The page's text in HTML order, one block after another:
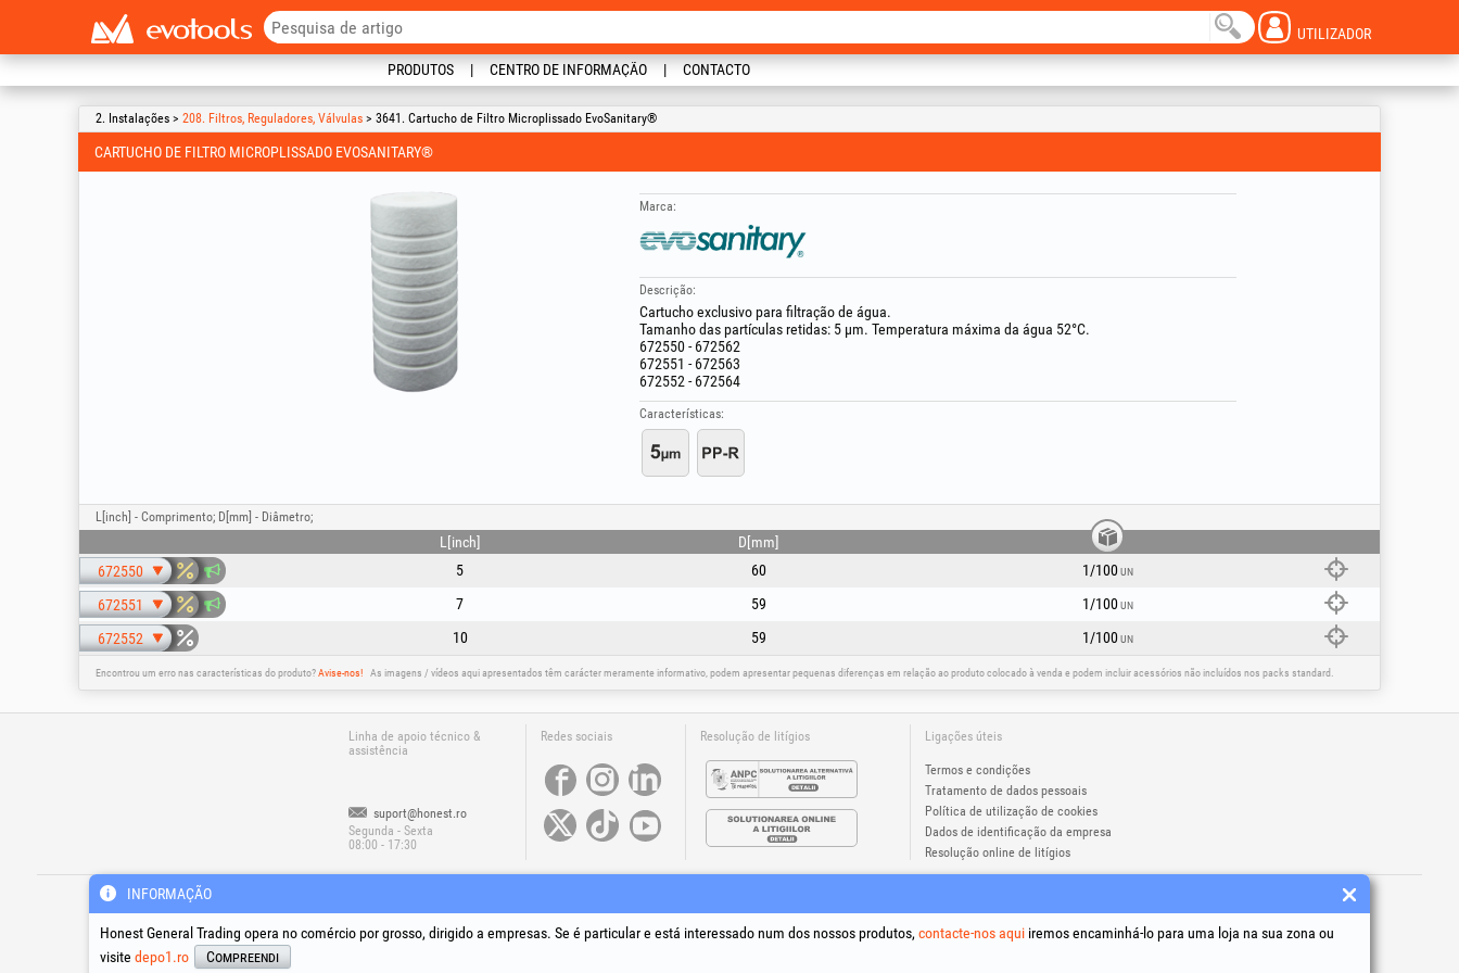
UTILIZADOR
PRODUTOS CENTRO DE INFORMAÇÃO CONTACTO
2. Instalações > 208. Filtros, Reguladores, Válvulas > 3641. Cartucho de Filtro Microplissado EvoSanitary®
CARTUCHO DE FILTRO MICROPLISSADO EVOSANITARY®
Marca:
Descrição:
Cartucho exclusivo para filtração de água.
Tamanho das partículas retidas: 5 µm. Temperatura máxima da água 52°C.
672550 - 672562
672551 - 672563
672552 - 672564
Características:
L[inch] - Comprimento; D[mm] - Diâmetro;
L[inch]
D[mm]
672550
5 60 1/100UN
672551 7 59 1/100UN
672552 10 59 1/100UN
Encontrou um erro nas características do produto?Avise-nos! As imagens / vídeos aqui apresentados têm carácter meramente informativo, podem apresentar pequenas diferenças em relação ao produto colocado à venda e podem incluir acessórios não incluídos nos packs standard.
Linha de apoio técnico &
assistência
suport@honest.ro
Segunda - Sexta
08:00 - 17:30
Redes sociais Resolução de litígios Ligações úteis
Termos e condições
Tratamento de dados pessoais
Política de utilização de cookies
Dados de identificação da empresa
Resolução online de litígios
INFORMAÇÃO
Honest General Trading opera no comércio por grosso, dirigido a empresas. Se é particular e está interessado num dos nossos produtos, contacte-nos aqui iremos encaminhá-lo para uma loja na sua zona ou
visite depo1.ro Compreendi